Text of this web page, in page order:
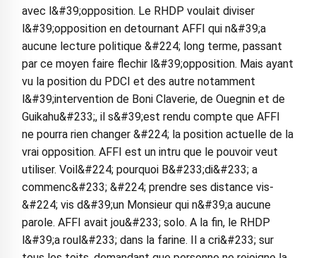
avec l&#39;opposition. Le RHDP voulait diviser
l&#39;opposition en detournant AFFI qui n&#39;a
aucune lecture politique &#224; long terme, passant
par ce moyen faire flechir l&#39;opposition. Mais ayant
vu la position du PDCI et des autre notamment
l&#39;intervention de Boni Claverie, de Ouegnin et de
Guikahu&#233;, il s&#39;est rendu compte que AFFI
ne pourra rien changer &#224; la position actuelle de la
vrai opposition. AFFI est un intru que le pouvoir veut
utiliser. Voil&#224; pourquoi B&#233;di&#233; a
commenc&#233; &#224; prendre ses distance vis-
&#224; vis d&#39;un Monsieur qui n&#39;a aucune
parole. AFFI avait jou&#233; solo. A la fin, le RHDP
l&#39;a roul&#233; dans la farine. Il a cri&#233; sur